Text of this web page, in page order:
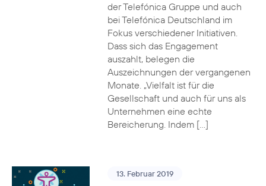
der Telefónica Gruppe und auch
bei Telefónica Deutschland im
Fokus verschiedener Initiativen.
Dass sich das Engagement
auszahlt, belegen die
Auszeichnungen der vergangenen
Monate. „Vielfalt ist für die
Gesellschaft und auch für uns als
Unternehmen eine echte
Bereicherung. Indem […]
13. Februar 2019